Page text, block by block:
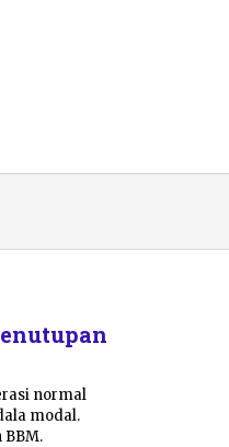
normal
modal.